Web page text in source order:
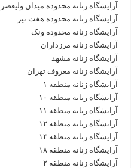
آرایشگاه زنانه محدوده میدان ولیعصر
آرایشگاه زنانه محدوده هفت تیر
آرایشگاه زنانه محدوده ونک
آرایشگاه زنانه مرزداران
آرایشگاه زنانه مشهد
آرایشگاه زنانه معروف تهران
آرایشگاه زنانه منطقه ۱
آرایشگاه زنانه منطقه ۱۰
آرایشگاه زنانه منطقه ۱۱
آرایشگاه زنانه منطقه ۱۲
آرایشگاه زنانه منطقه ۱۴
آرایشگاه زنانه منطقه ۱۸
آرایشگاه زنانه منطقه ۲